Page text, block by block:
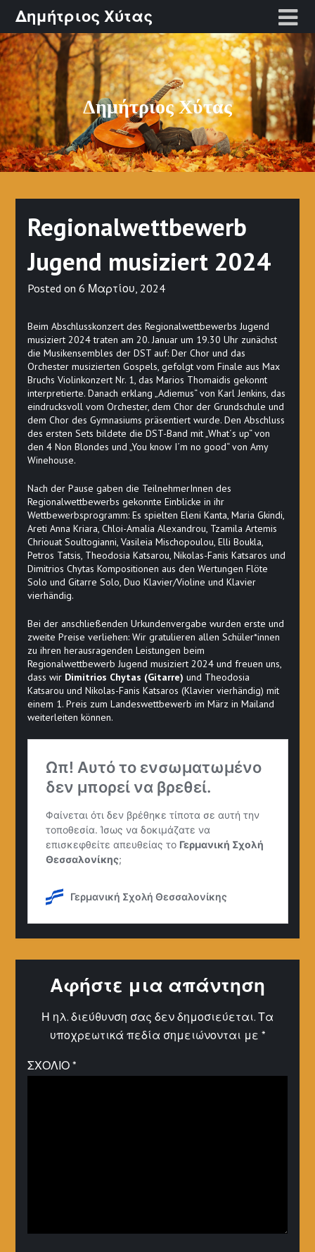
content
Δημήτριος Χύτας
Δημήτριος Χύτας
Regionalwettbewerb
Jugend musiziert 2024
Posted on 6 Μαρτίου, 2024
Beim Abschlusskonzert des Regionalwettbewerbs Jugend
musiziert 2024 traten am 20. Januar um 19.30 Uhr zunächst
die Musikensembles der DST auf: Der Chor und das
Orchester musizierten Gospels, gefolgt vom Finale aus Max
Bruchs Violinkonzert Nr. 1, das Marios Thomaidis gekonnt
interpretierte. Danach erklang „Adiemus“ von Karl Jenkins, das
eindrucksvoll vom Orchester, dem Chor der Grundschule und
dem Chor des Gymnasiums präsentiert wurde. Den Abschluss
des ersten Sets bildete die DST-Band mit „What´s up“ von
den 4 Non Blondes und „You know I´m no good“ von Amy
Winehouse.
Nach der Pause gaben die TeilnehmerInnen des
Regionalwettbewerbs gekonnte Einblicke in ihr
Wettbewerbsprogramm: Es spielten Eleni Kanta, Maria Gkindi,
Areti Anna Kriara, Chloi-Amalia Alexandrou, Tzamila Artemis
Chriouat Soultogianni, Vasileia Mischopoulou, Elli Boukla,
Petros Tatsis, Theodosia Katsarou, Nikolas-Fanis Katsaros und
Dimitrios Chytas Kompositionen aus den Wertungen Flöte
Solo und Gitarre Solo, Duo Klavier/Violine und Klavier
vierhändig.
Bei der anschließenden Urkundenvergabe wurden erste und
zweite Preise verliehen: Wir gratulieren allen Schüler*innen
zu ihren herausragenden Leistungen beim
Regionalwettbewerb Jugend musiziert 2024 und freuen uns,
dass wir Dimitrios Chytas (Gitarre) und Theodosia
Katsarou und Nikolas-Fanis Katsaros (Klavier vierhändig) mit
einem 1. Preis zum Landeswettbewerb im März in Mailand
weiterleiten können.
Αφήστε μια απάντηση
Η ηλ. διεύθυνση σας δεν δημοσιεύεται. Τα
υποχρεωτικά πεδία σημειώνονται με *
ΣΧΌΛΙΟ *